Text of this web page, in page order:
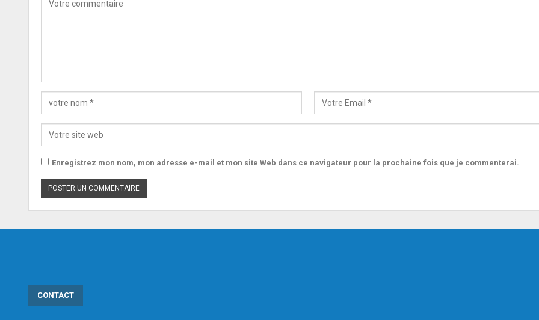
Enregistrez mon nom, mon adresse e-mail et mon site Web dans ce navigateur pour la prochaine fois que je commenterai.
CONTACT